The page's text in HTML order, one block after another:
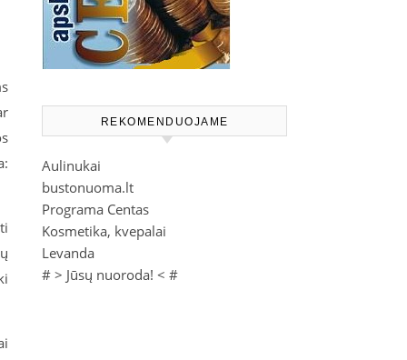
REKOMENDUOJAME
Aulinukai
bustonuoma.lt
Programa Centas
Kosmetika, kvepalai
Levanda
# > Jūsų nuoroda! < #